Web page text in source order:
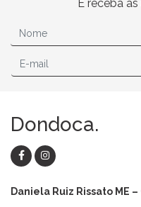
E receba
Dondoca.
Daniela Ruiz Rissato ME